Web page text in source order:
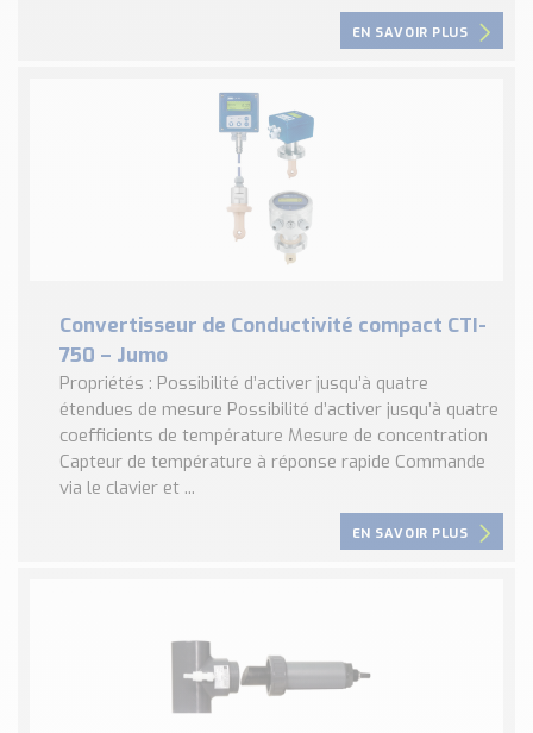
EN SAVOIR PLUS
Convertisseur de Conductivité compact CTI-
750 – Jumo
Propriétés : Possibilité d’activer jusqu’à quatre
étendues de mesure Possibilité d’activer jusqu’à quatre
coefficients de température Mesure de concentration
Capteur de température à réponse rapide Commande
via le clavier et ...
EN SAVOIR PLUS